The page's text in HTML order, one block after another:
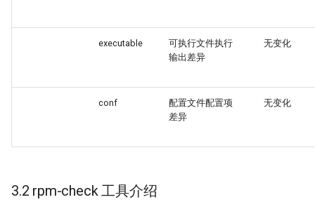
executable
可执行文件执行
输出差异
无变化
conf
配置文件配置项
差异
无变化
3.2 rpm-check 工具介绍